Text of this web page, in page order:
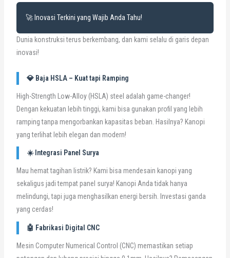
🚀 Inovasi Terkini yang Wajib Anda Tahu!
Dunia konstruksi terus berkembang, dan kami selalu di garis depan
inovasi!
💎 Baja HSLA – Kuat tapi Ramping
High-Strength Low-Alloy (HSLA) steel adalah game-changer!
Dengan kekuatan lebih tinggi, kami bisa gunakan profil yang lebih
ramping tanpa mengorbankan kapasitas beban. Hasilnya? Kanopi
yang terlihat lebih elegan dan modern!
☀️ Integrasi Panel Surya
Mau hemat tagihan listrik? Kami bisa mendesain kanopi yang
sekaligus jadi tempat panel surya! Kanopi Anda tidak hanya
melindungi, tapi juga menghasilkan energi bersih. Investasi ganda
yang cerdas!
🤖 Fabrikasi Digital CNC
Mesin Computer Numerical Control (CNC) memastikan setiap